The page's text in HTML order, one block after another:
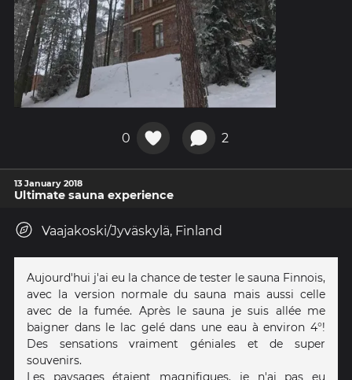
0 2
13 January 2018
Ultimate sauna experience
Vaajakoski/Jyväskylä, Finland
Aujourd'hui j'ai eu la chance de tester le sauna Finnois,
avec la version normale du sauna mais aussi celle
avec de la fumée. Après le sauna je suis allée me
baigner dans le lac gelé dans une eau à environ 4°!
Des sensations vraiment géniales et de super
souvenirs.
Les paysages étaient magnifiques, je n'ai pas eu